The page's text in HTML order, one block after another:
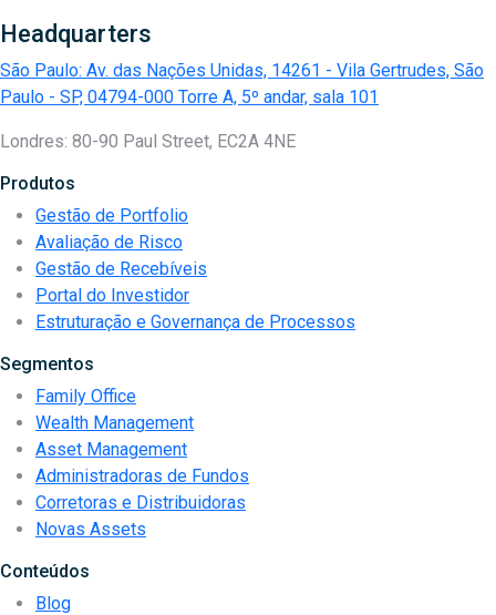
Headquarters
São Paulo: Av. das Nações Unidas, 14261 - Vila Gertrudes, São
Paulo - SP, 04794-000 Torre A, 5º andar, sala 101
Londres: 80-90 Paul Street, EC2A 4NE
Produtos
Gestão de Portfolio
Avaliação de Risco
Gestão de Recebíveis
Portal do Investidor
Estruturação e Governança de Processos
Segmentos
Family Office
Wealth Management
Asset Management
Administradoras de Fundos
Corretoras e Distribuidoras
Novas Assets
Conteúdos
Blog